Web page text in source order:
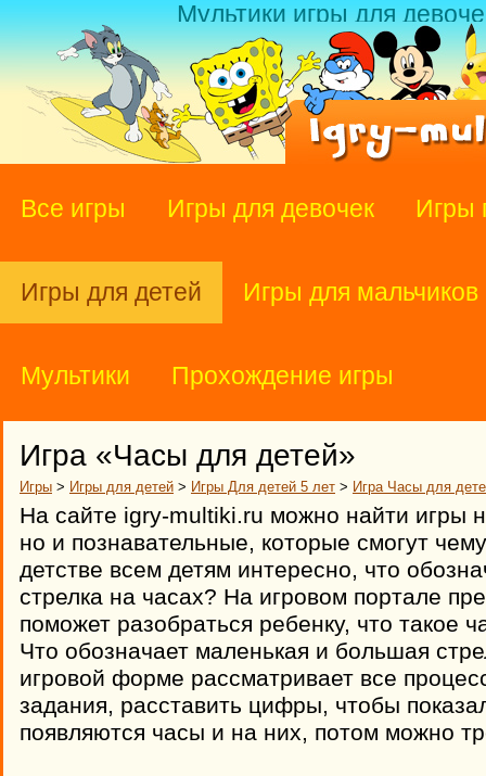
Мультики игры для
Все игры Игры для девочек Игры
Игры для детей Игры для мальчиков
Мультики Прохождение игры
Игра «Часы для детей»
Игры > Игры для детей > Игры Для детей 5 лет > Игра Часы для
На сайте igry-multiki.ru можно найти игры
но и познавательные, которые смогут
детстве всем детям интересно, что
стрелка на часах? На игровом портале
поможет разобраться ребенку, что такое
Что обозначает маленькая и большая
игровой форме рассматривает все
задания, расставить цифры, чтобы
появляются часы и на них, потом можно